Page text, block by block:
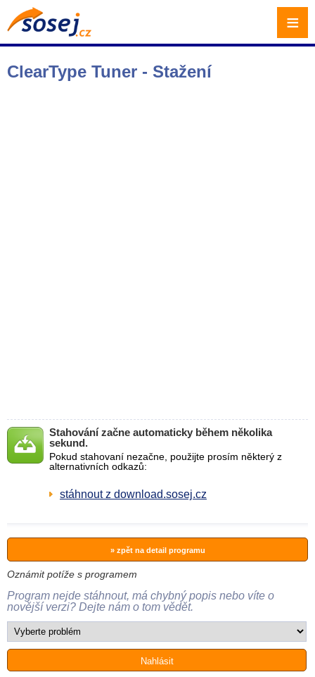
ClearType Tuner - Stažení
Stahování začne automaticky během několika
sekund.
Pokud stahovaní nezačne, použijte prosím některý z
alternativních odkazů:
stáhnout z download.sosej.cz
» zpět na detail programu
Oznámit potíže s programem
Program nejde stáhnout, má chybný popis nebo víte o
novější verzi? Dejte nám o tom vědět.
≡